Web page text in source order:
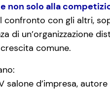
non solo alla
confronto con gli altri,
di un’organizzazione
comune.
salone d’impresa,